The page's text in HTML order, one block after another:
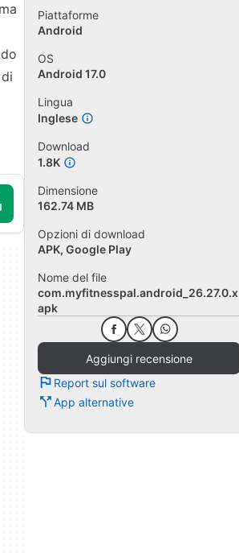
Piattaforme
Android
OS
Android 17.0
Lingua
Inglese
Download
1.8K
Dimensione
162.74 MB
Opzioni di download
APK, Google Play
Nome del file
com.myfitnesspal.android_26.27.0.x
apk
Aggiungi recensione
Report sul software
App alternative